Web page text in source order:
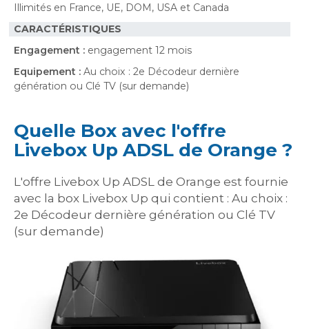
Illimités en France, UE, DOM, USA et Canada
CARACTÉRISTIQUES
Engagement : engagement 12 mois
Equipement : Au choix : 2e Décodeur dernière
génération ou Clé TV (sur demande)
Quelle Box avec l'offre
Livebox Up ADSL de Orange ?
L'offre Livebox Up ADSL de Orange est fournie
avec la box Livebox Up qui contient : Au choix :
2e Décodeur dernière génération ou Clé TV
(sur demande)